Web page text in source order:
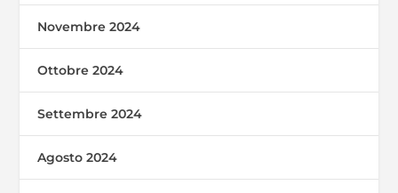
Novembre 2024
Ottobre 2024
Settembre 2024
Agosto 2024